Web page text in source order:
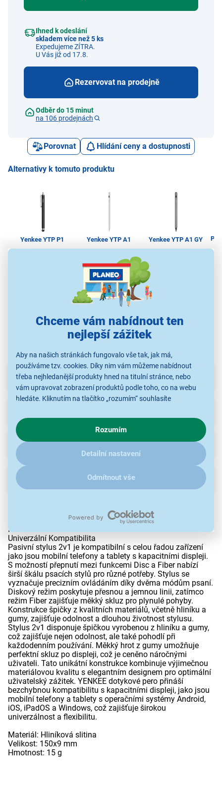
Chceme vám nabídnout ten
nejlepší zážitek
Aby na našich stránkách fungovalo vše tak, jak má,
používáme tzv. cookies. Díky nim vám můžeme nabídnout
třeba nejhledanější produkty hned na titulní stránce, nebo
vám upravovat zobrazení produktů podle toho, co na webu
hledáte. Kliknutím na tlačítko „rozumím“ souhlasíte
chování na webu pro zobrazení cílených reklam. Pokud vás
zajímají detaily, jak u nás s cookies a dalšími údaji pracujeme,
kliknětesem.
Rozumím
Detailní nastavení
Odmítnout vše
Ihned k odeslání
skladem více než 5 ks
Expedujeme ZÍTRA.
U Vás již od 17.8.
Rezervovat na prodejně
Odběr do 15 minut
na 106 prodejnách
Porovnat Hlídání ceny a dostupnosti
Alternativy k tomuto produktu
Yenkee YTP P1 Yenkee YTP A1
599 Kč
Dotyková pera na
Yenkee YTP A1 GY
Popis
Precizní Ovládání
Univerzální Kompatibilita
Pasivní stylus 2v1 je kompatibilní s celou řadou zařízení
jako jsou mobilní telefony a tablety s kapacitními displeji.
S možností přepnutí mezi funkcemi Disc a Fiber nabízí
širší škálu psacích stylů pro různé potřeby. Stylus se
vyznačuje precizním ovládáním díky dvěma módům psaní.
Diskový režim poskytuje přesnou a jemnou linii, zatímco
režim Fiber zajišťuje měkký skluz pro plynulé pohyby.
Konstrukce špičky z kvalitních materiálů, včetně hliníku a
gumy, zajišťuje odolnost a dlouhou životnost stylusu.
Stylus 2v1 disponuje špičkou vyrobenou z hliníku a gumy,
což zajišťuje nejen odolnost, ale také pohodlí při
každodenním používání. Měkký hrot z gumy umožňuje
perfektní skluz po displeji, což je ceněno náročnými
uživateli. Tato unikátní konstrukce kombinuje výjimečnou
materiálovou kvalitu s elegantním designem pro optimální
uživatelský zážitek. YENKEE dotykové pero přináší
bezchybnou kompatibilitu s kapacitními displeji, jako jsou
mobilní telefony a tablety s operačními systémy Android,
iOS, iPadOS a Windows, což zajišťuje širokou
univerzálnost a flexibilitu.
Materiál: Hliníková slitina
Velikost: 150x9 mm
Hmotnost: 15 g
Parametry
Ke stažení